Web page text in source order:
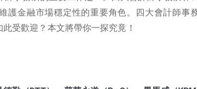
護金融市場穩定性的重要角色。四大會計師事
受歡迎？本文將帶你一探究竟！